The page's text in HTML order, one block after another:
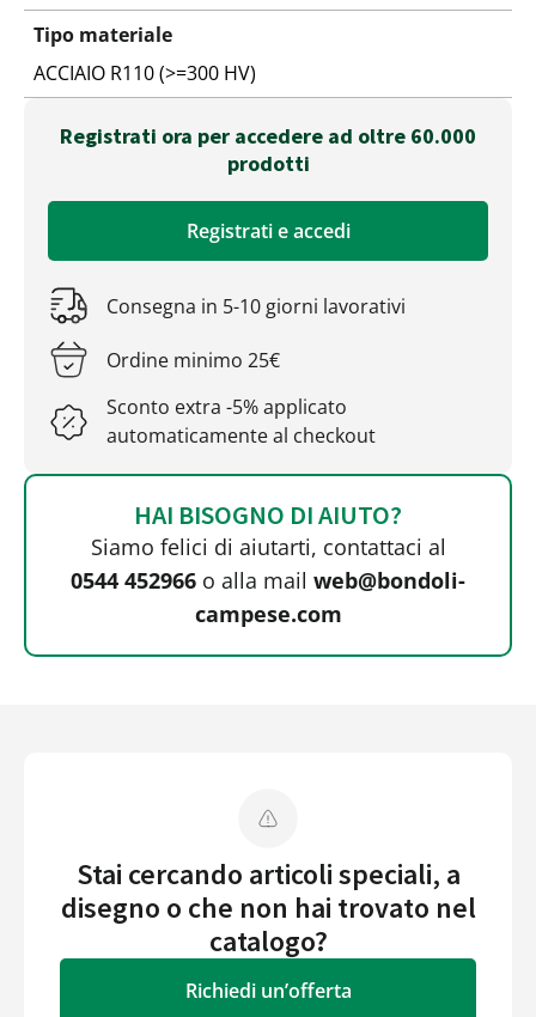
Tipo materiale
ACCIAIO R110 (>=300 HV)
Registrati ora per accedere ad oltre 60.000
prodotti
Registrati e accedi
Consegna in 5-10 giorni lavorativi
Ordine minimo 25€
Sconto extra -5% applicato
automaticamente al checkout
HAI BISOGNO DI AIUTO?
Siamo felici di aiutarti, contattaci al
0544 452966 o alla mail web@bondoli-
campese.com
Stai cercando articoli speciali, a
disegno o che non hai trovato nel
catalogo?
Richiedi un’offerta